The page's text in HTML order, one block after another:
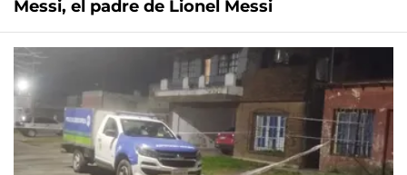
Messi, el padre de Lionel Messi